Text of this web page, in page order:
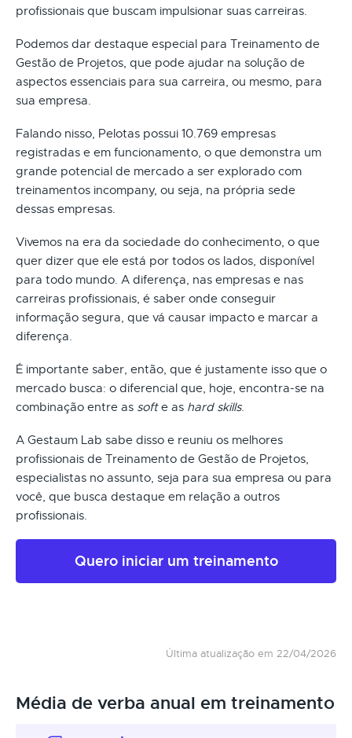
profissionais que buscam impulsionar suas carreiras.
Podemos dar destaque especial para Treinamento de
Gestão de Projetos, que pode ajudar na solução de
aspectos essenciais para sua carreira, ou mesmo, para
sua empresa.
Falando nisso, Pelotas possui 10.769 empresas
registradas e em funcionamento, o que demonstra um
grande potencial de mercado a ser explorado com
treinamentos incompany, ou seja, na própria sede
dessas empresas.
Vivemos na era da sociedade do conhecimento, o que
quer dizer que ele está por todos os lados, disponível
para todo mundo. A diferença, nas empresas e nas
carreiras profissionais, é saber onde conseguir
informação segura, que vá causar impacto e marcar a
diferença.
É importante saber, então, que é justamente isso que o
mercado busca: o diferencial que, hoje, encontra-se na
combinação entre as softe as hard skills.
A Gestaum Lab sabe disso e reuniu os melhores
profissionais de Treinamento de Gestão de Projetos,
especialistas no assunto, seja para sua empresa ou para
você, que busca destaque em relação a outros
profissionais.
Quero iniciar um treinamento
Última atualização em 22/04/2026
Média de verba anual em treinamento